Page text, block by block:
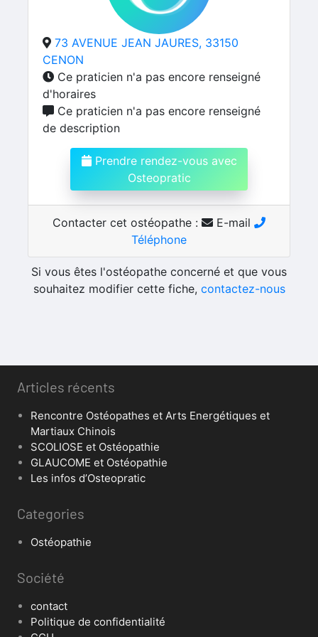
73 AVENUE JEAN JAURES, 33150
CENON
Ce praticien n'a pas encore renseigné
d'horaires
Ce praticien n'a pas encore renseigné
de description
Prendre rendez-vous avec
Osteopratic
Contacter cet ostéopathe :
E-mail
Téléphone
Si vous êtes l'ostéopathe concerné et que vous
souhaitez modifier cette fiche, contactez-nous
Articles récents
Rencontre Ostéopathes et Arts Energétiques et
Martiaux Chinois
SCOLIOSE et Ostéopathie
GLAUCOME et Ostéopathie
Les infos d’Osteopratic
Categories
Ostéopathie
Société
contact
Politique de confidentialité